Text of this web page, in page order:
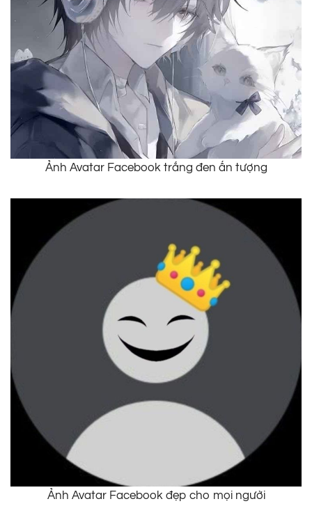
Ảnh Avatar Facebook trắng đen ấn tượng
Ảnh Avatar Facebook đẹp cho mọi người